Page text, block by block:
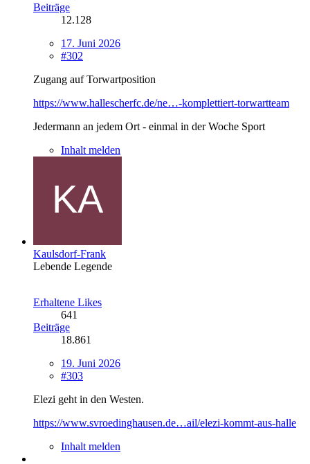
Beiträge
12.128
17. Juni 2026
#302
Zugang auf Torwartposition
https://www.hallescherfc.de/ne…-komplettiert-torwartteam
Jedermann an jedem Ort - einmal in der Woche Sport
Inhalt melden
Kaulsdorf-Frank
Lebende Legende
Erhaltene Likes
641
Beiträge
18.861
19. Juni 2026
#303
Elezi geht in den Westen.
https://www.svroedinghausen.de…ail/elezi-kommt-aus-halle
Inhalt melden